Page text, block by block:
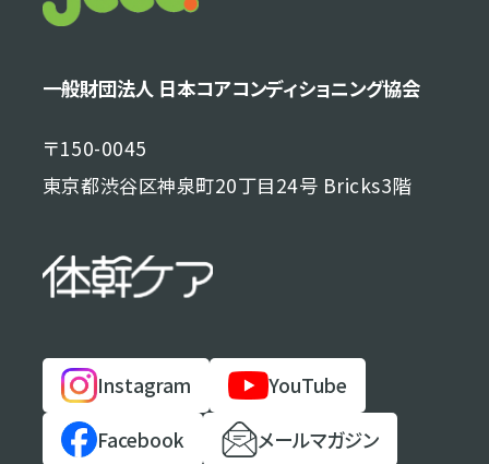
一般財団法人 日本コアコンディショニング協会
〒150-0045
東京都渋谷区神泉町20丁目24号 Bricks3階
Instagram
YouTube
Facebook
メールマガジン